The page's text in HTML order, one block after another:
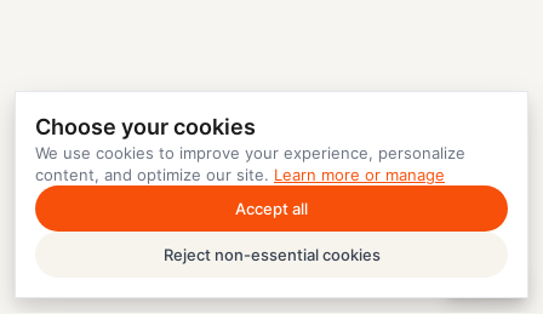
Choose your cookies
We use cookies to improve your experience, personalize
content, and optimize our site. Learn more or manage
Accept all
Reject non-essential cookies